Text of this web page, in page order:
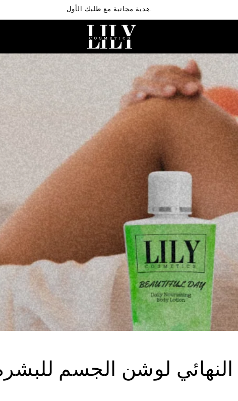
هدية مجانية مع طلبك الأول.
النهائي لوشن الجسم